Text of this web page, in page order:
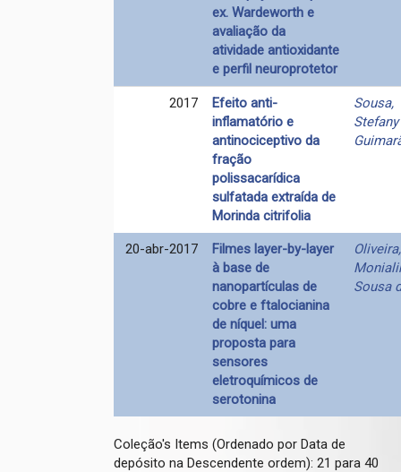
ex. Wardeworth e
avaliação da
atividade antioxidante
e perfil neuroprotetor
2017
Efeito anti-
inflamatório e
antinociceptivo da
fração
polissacarídica
sulfatada extraída de
Morinda citrifolia
Sousa,
Stefany
20-abr-2017
Filmes layer-by-layer
à base de
nanopartículas de
cobre e ftalocianina
de níquel: uma
proposta para
sensores
eletroquímicos de
serotonina
Oliveira,
Sousa
Coleção's Items (Ordenado por Data de
depósito na Descendente ordem): 21 para 40